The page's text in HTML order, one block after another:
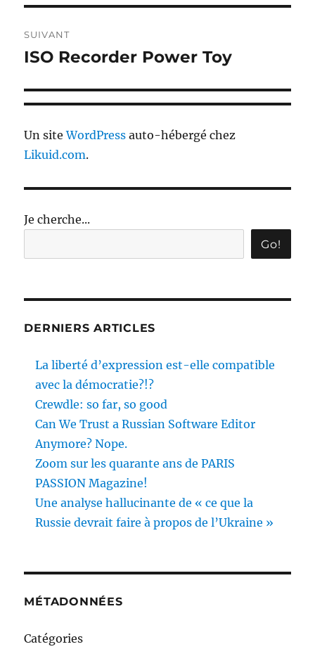
SUIVANT
Publication
ISO Recorder Power Toy
Un siteWordPress auto-hébergé chez
Likuid.com.
Je cherche...
Go!
DERNIERS ARTICLES
La liberté d’expression est-elle compatible
avec la démocratie?!?
Crewdle: so far, so good
Can We Trust a Russian Software Editor
Anymore? Nope.
Zoom sur les quarante ans de PARIS
PASSION Magazine!
Une analyse hallucinante de « ce que la
Russie devrait faire à propos de l’Ukraine »
MÉTADONNÉES
Catégories